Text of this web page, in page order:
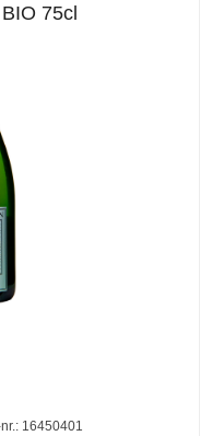
75cl
16450401